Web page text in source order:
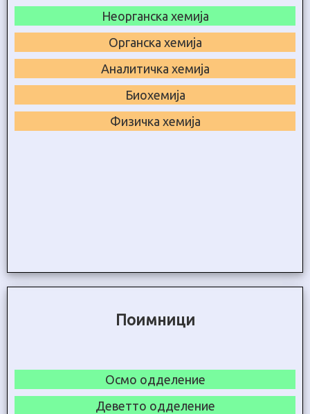
Неорганска хемија
Органска хемија
Аналитичка хемија
Биохемија
Физичка хемија
Поимници
Осмо одделение
Деветто одделение